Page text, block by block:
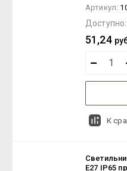
Название - А-ЯАртикул:
Доступно:
51,24
К
E27 IP65